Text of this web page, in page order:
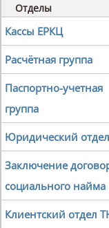
Отделы
Кассы ЕРКЦ
Расчётная группа
Паспортно-учетная
группа
Юридический отдел
Заключение
социального найма
Клиентский отдел